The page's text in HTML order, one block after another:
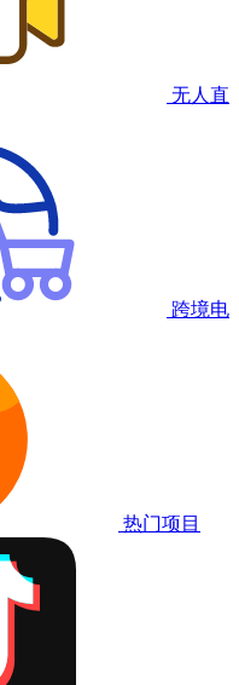
无人直
跨境电
热门项目